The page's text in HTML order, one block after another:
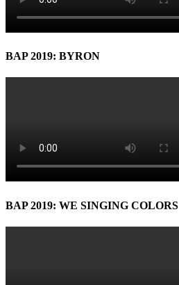
BAP 2019: BYRON
BAP 2019: WE SINGING COLORS